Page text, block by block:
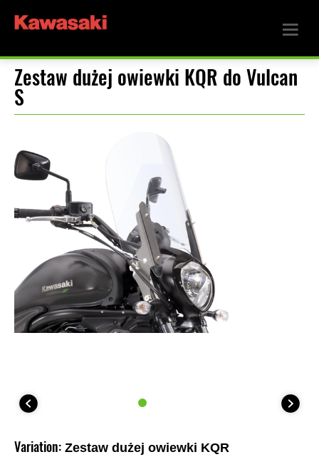
Zestaw dużej owiewki KQR do Vulcan
S
Variation: Zestaw dużej owiewki KQR